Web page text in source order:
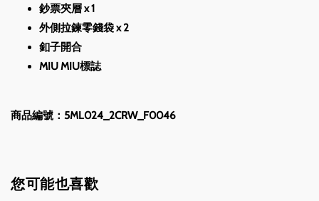
鈔票夾層 x 1
外側拉鍊零錢袋 x 2
釦子開合
MIU MIU標誌
商品編號：5ML024_2CRW_F0046
您可能也喜歡